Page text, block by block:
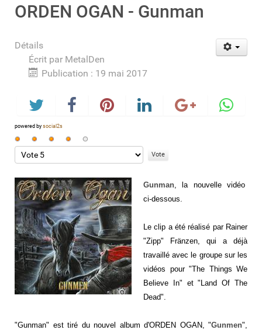
ORDEN OGAN - Gunman
Détails
Écrit par MetalDen
Publication : 19 mai 2017
powered by social2s
Vote
utilisateur:
Veuillez
voter
Gunman , la nouvelle vidéo
ci-dessous.
Le clip a été réalisé par Rainer
"Zipp" Fränzen, qui a déjà
travaillé avec le groupe sur les
vidéos pour "The Things We
Believe In" et "Land Of The
Dead".
"Gunman" est tiré du nouvel album d'ORDEN OGAN, "Gunmen",